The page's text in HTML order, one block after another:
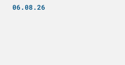
06.08.26